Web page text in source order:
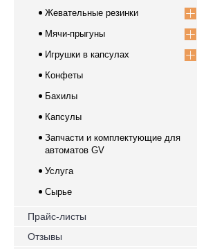
Жевательные резинки
Мячи-прыгуны
Игрушки в капсулах
Конфеты
Бахилы
Капсулы
Запчасти и комплектующие для
автоматов GV
Услуга
Сырье
Прайс-листы
Отзывы